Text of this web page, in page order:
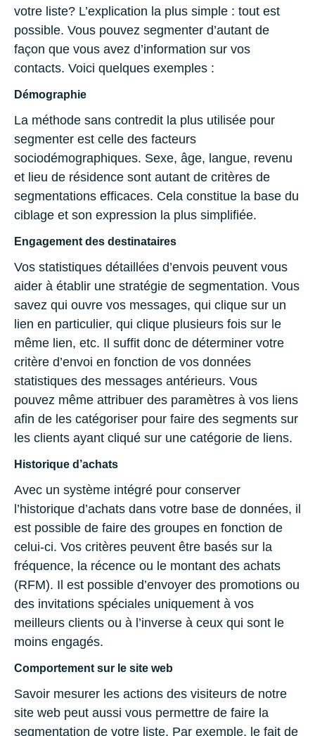
votre liste? L’explication la plus simple : tout est
possible. Vous pouvez segmenter d’autant de
façon que vous avez d’information sur vos
contacts. Voici quelques exemples :
Démographie
La méthode sans contredit la plus utilisée pour
segmenter est celle des facteurs
sociodémographiques. Sexe, âge, langue, revenu
et lieu de résidence sont autant de critères de
segmentations efficaces. Cela constitue la base du
ciblage et son expression la plus simplifiée.
Engagement des destinataires
Vos statistiques détaillées d’envois peuvent vous
aider à établir une stratégie de segmentation. Vous
savez qui ouvre vos messages, qui clique sur un
lien en particulier, qui clique plusieurs fois sur le
même lien, etc. Il suffit donc de déterminer votre
critère d’envoi en fonction de vos données
statistiques des messages antérieurs. Vous
pouvez même attribuer des paramètres à vos liens
afin de les catégoriser pour faire des segments sur
les clients ayant cliqué sur une catégorie de liens.
Historique d’achats
Avec un système intégré pour conserver
l’historique d’achats dans votre base de données, il
est possible de faire des groupes en fonction de
celui-ci. Vos critères peuvent être basés sur la
fréquence, la récence ou le montant des achats
(RFM). Il est possible d’envoyer des promotions ou
des invitations spéciales uniquement à vos
meilleurs clients ou à l’inverse à ceux qui sont le
moins engagés.
Comportement sur le site web
Savoir mesurer les actions des visiteurs de notre
site web peut aussi vous permettre de faire la
segmentation de votre liste. Par exemple, le fait de